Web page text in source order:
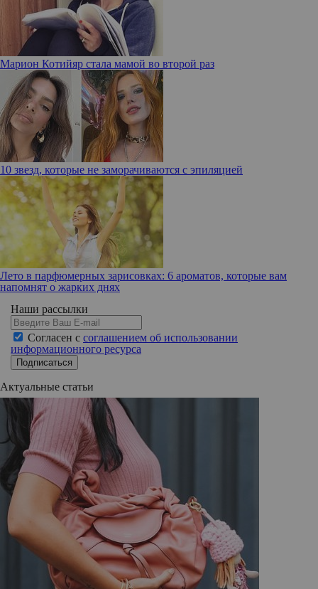
Марион Котийяр стала мамой во второй раз
10 звезд, которые не заморачиваются с эпиляцией
Лето в парфюмерных зарисовках: 6 ароматов, которые вам
напомнят о жарких днях
Наши рассылки
Согласен с соглашением об использовании
информационного ресурса
Подписаться
Актуальные статьи